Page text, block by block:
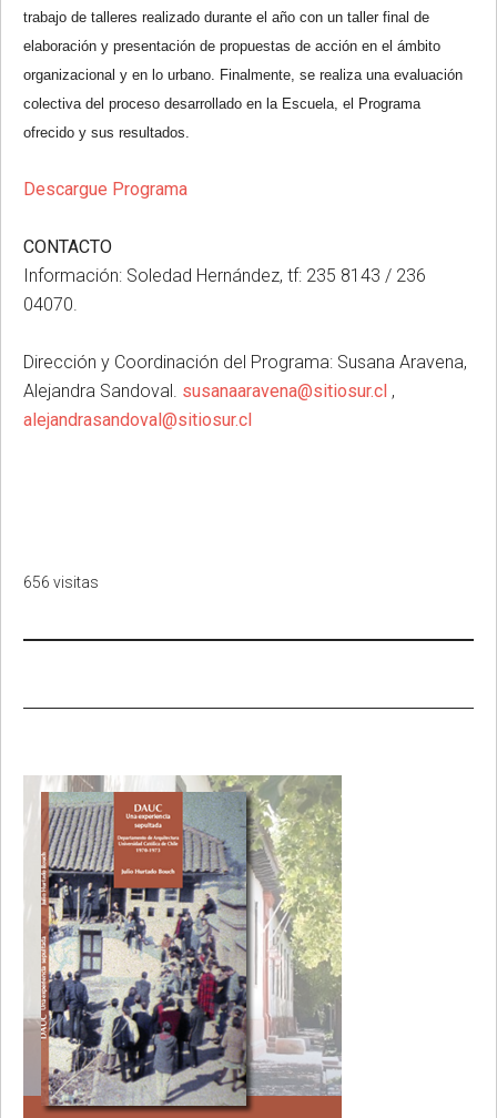
trabajo de talleres realizado durante el año con un taller final de
elaboración y presentación de propuestas de acción en el ámbito
organizacional y en lo urbano. Finalmente, se realiza una evaluación
colectiva del proceso desarrollado en la Escuela, el Programa
ofrecido y sus resultados.
Descargue Programa
CONTACTO
Información: Soledad Hernández, tf: 235 8143 / 236
04070.
Dirección y Coordinación del Programa: Susana Aravena,
Alejandra Sandoval. susanaaravena@sitiosur.cl ,
alejandrasandoval@sitiosur.cl
656 visitas
Primary
Sidebar